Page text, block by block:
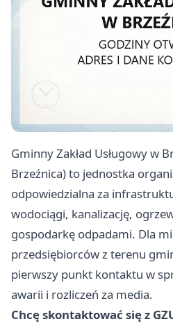
Gminny Zakład Usługowy w
Brzeźnica) to jednostka
odpowiedzialna za
wodociągi, kanalizację,
gospodarkę odpadami. Dla
przedsiębiorców z terenu
pierwszy punkt kontaktu w
awarii i rozliczeń za media.
Chcę skontaktować się z